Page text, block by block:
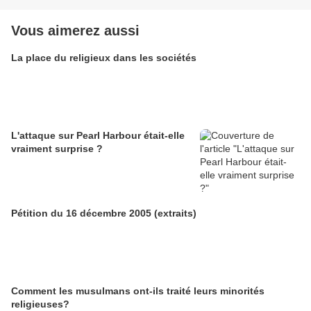
Vous aimerez aussi
La place du religieux dans les sociétés
L'attaque sur Pearl Harbour était-elle
vraiment surprise ?
Pétition du 16 décembre 2005 (extraits)
Comment les musulmans ont-ils traité leurs minorités
religieuses?